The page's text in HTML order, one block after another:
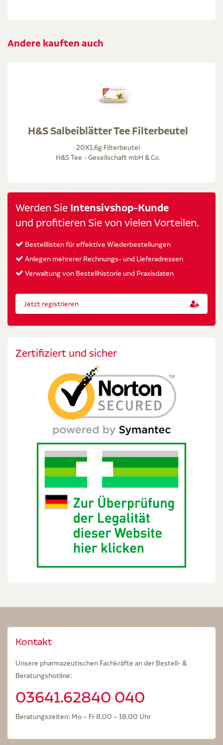
Andere kauften auch
H&S Salbeiblätter Tee Filterbeutel
20X1,6g Filterbeutel
H&S Tee - Gesellschaft mbH & Co.
Werden Sie Intensivshop-Kunde
und profitieren Sie von vielen Vorteilen.
Bestelllisten für effektive Wiederbestellungen
Anlegen mehrerer Rechnungs- und Lieferadressen
Verwaltung von Bestellhistorie und Praxisdaten
Jetzt registrieren
Zertifiziert und sicher
Kontakt
Unsere pharmazeutischen Fachkräfte an der Bestell- &
Beratungshotline:
03641.62840 040
Beratungszeiten: Mo – Fr 8.00 – 18.00 Uhr